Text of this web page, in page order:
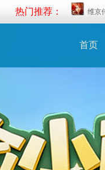
热门推荐： 维京
首页